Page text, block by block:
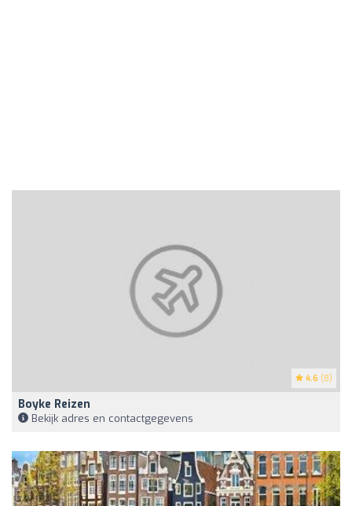
4.6 (8)
Boyke Reizen
Bekijk adres en contactgegevens